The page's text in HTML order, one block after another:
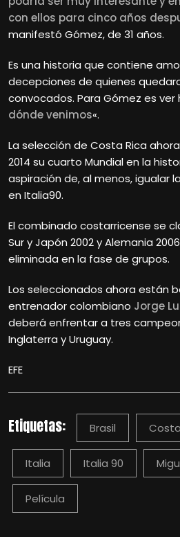
con ellos para cinco años
manifestó Gómez, de 31 años.
Es una historia que contiene
decepciones de quienes
convocados. Para Gómez es ver
dónde venimos«.
La selección de Costa Rica
2014 su cuarto Mundial en la
aspiración de, al menos, igualar
en Italia90.
El combinado costarricense se
Sur y Japón 2002 y Alemania
eliminada en la fase de grupos.
Los seleccionados ahora están
entrenador colombiano Jorge
deberá enfrentar a tres
Inglaterra y Uruguay.
EFE
Etiquetas: Brasil
Italia Italia 90
Película